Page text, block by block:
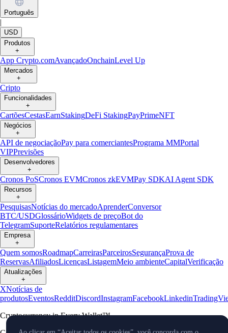
Português
|
USD
Produtos
+
App Crypto.comAvançadoOnchainLevel Up
Mercados
+
Cripto
Funcionalidades
+
CartõesCestasEarnStakingDeFi StakingPayPrimeNFT
Negócios
+
API de negociaçãoPay para comerciantesPrograma MMPortal
VIPPrevisões
Desenvolvedores
+
Cronos PoSCronos EVMCronos zkEVMPay SDKAI Agent SDK
Recursos
+
PesquisasNotícias do mercadoAprenderConversor
BTC/USDGlossárioWidgets de preçoBot do
TelegramSuporteRelatórios regulamentares
Empresa
+
Quem somosRoadmapCarreirasParceirosSegurançaProva de
ReservasAfiliadosLicençasListagemMeio ambienteCapitalVerificação
Atualizações
+
XNotícias de
produtosEventosRedditDiscordInstagramFacebookLinkedin
Cryptocurrency in Every Wallet™